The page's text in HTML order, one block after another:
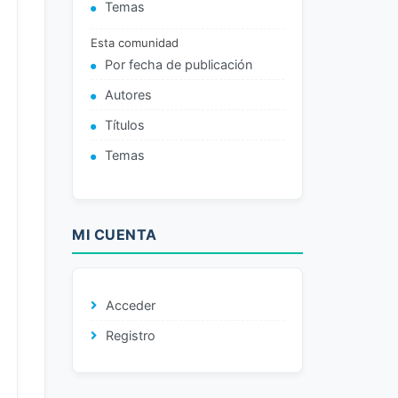
Temas
Esta comunidad
Por fecha de publicación
Autores
Títulos
Temas
MI CUENTA
Acceder
Registro